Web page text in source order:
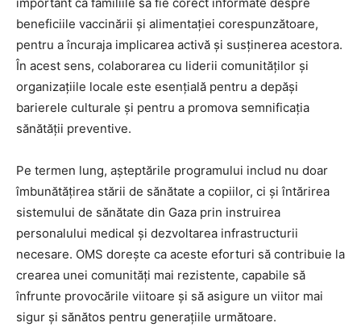
beneficiile vaccinării și alimentației corespunzătoare,
pentru a încuraja implicarea activă și susținerea acestora.
În acest sens, colaborarea cu liderii comunităților și
organizațiile locale este esențială pentru a depăși
barierele culturale și pentru a promova semnificația
sănătății preventive.
Pe termen lung, așteptările programului includ nu doar
îmbunătățirea stării de sănătate a copiilor, ci și întărirea
sistemului de sănătate din Gaza prin instruirea
personalului medical și dezvoltarea infrastructurii
necesare. OMS dorește ca aceste eforturi să contribuie la
crearea unei comunități mai rezistente, capabile să
înfrunte provocările viitoare și să asigure un viitor mai
sigur și sănătos pentru generațiile următoare.